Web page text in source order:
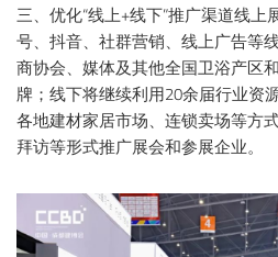
三、优化“线上+线下”推广渠道线
号、抖音、社群营销、线上广告等
商协会、媒体及其他全国卫浴产区
牌；线下将继续利用20余届行业资
各地建材家居市场、连锁卖场等方
拜访等形式推广展会和参展企业。